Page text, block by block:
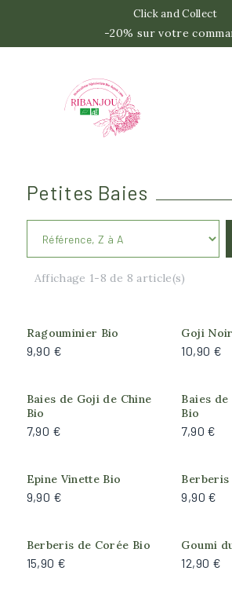
Click and Collect
-20% sur votre
Catégories
Epine Vinette
Goumi
Ragouminier
Feuillage
Caduc
Arrosage
Modéré
Très faible
Petites Baies
Affichage 1-8 de 8 article(s)
Ragouminier Bio
9,90 €
Goji
10,90 €
Baies de Goji de Chine
Bio
7,90 €
Baies de
Bio
7,90 €
Epine Vinette Bio
9,90 €
Berberis
9,90 €
Produit actuellement
indisponible
Berberis de Corée Bio
15,90 €
Goumi
12,90 €